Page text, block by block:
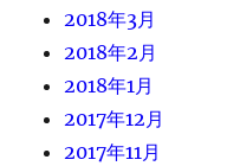
2018年3月
2018年2月
2018年1月
2017年12月
2017年11月